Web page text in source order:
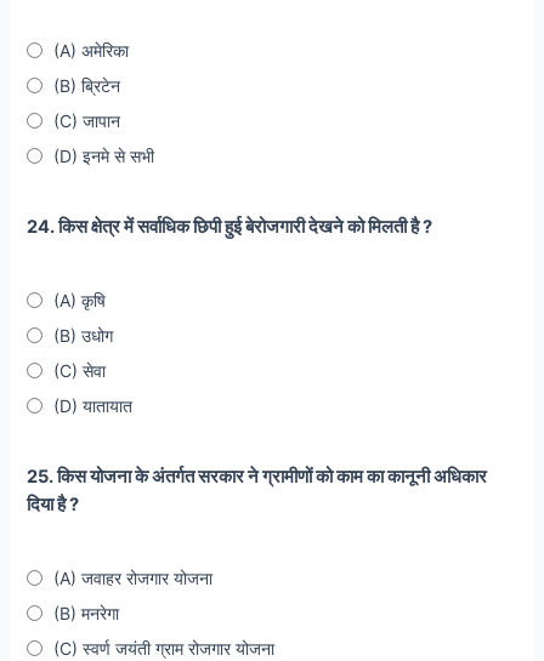
(A) अमेरिका
(B) ब्रिटेन
(C) जापान
(D) इनमे से सभी
24. किस क्षेत्र में सर्वाधिक छिपी हुई बेरोजगारी देखने को मिलती है ?
(A) कृषि
(B) उधोग
(C) सेवा
(D) यातायात
25. किस योजना के अंतर्गत सरकार ने ग्रामीणों को काम का कानूनी अधिकार
दिया है ?
(A) जवाहर रोजगार योजना
(B) मनरेगा
(C) स्वर्ण जयंती ग्राम रोजगार योजना